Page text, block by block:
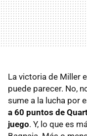
La victoria de Miller
puede parecer. No,
sume a la lucha por
a 60 puntos de
juego. Y, lo que es